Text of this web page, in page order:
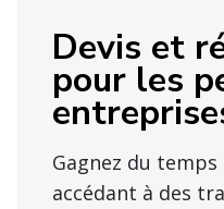
Devis et
pour les
Gagnez du
accédant à des